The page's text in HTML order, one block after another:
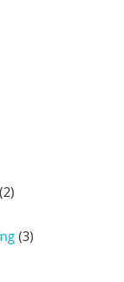
22
phẩm
33